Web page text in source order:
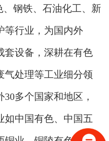
钢铁、石油化工、新
等行业，为国内外
套设备，深耕在有色
气处理等工业细分领
多个国家和地区，
如中国有色、中国五